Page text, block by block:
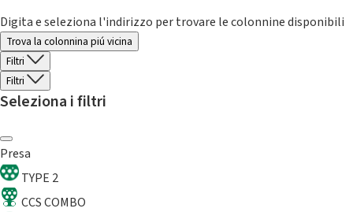
Digita e seleziona l'indirizzo per trovare le colonnine disponibili
Trova la colonnina piú vicina
Filtri
Filtri
Seleziona i filtri
Presa
TYPE 2
CCS COMBO